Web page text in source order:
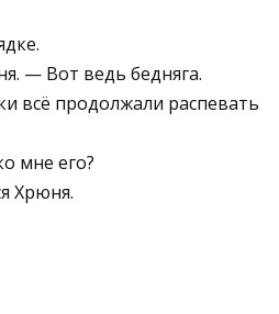
— Вот ведь бедняга.
всё продолжали распевать
мне его?
Хрюня.